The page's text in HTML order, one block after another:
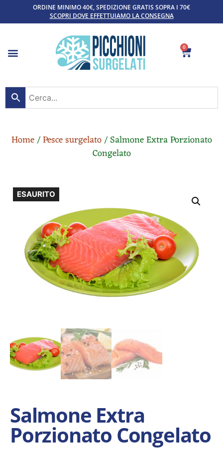
ORDINE MINIMO 40€, SPEDIZIONE GRATIS SOPRA I 70€
SCOPRI DOVE EFFETTUIAMO LA CONSEGNA
0
Home/Pesce surgelato/ Salmone Extra Porzionato
Congelato
ESAURITO
Salmone Extra
Porzionato Congelato